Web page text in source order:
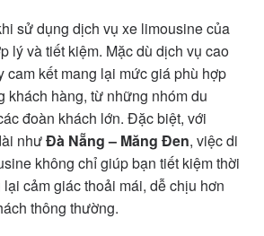
sử dụng dịch vụ xe limousine của
lý và tiết kiệm. Mặc dù dịch vụ cao
cam kết mang lại mức giá phù hợp
khách hàng, từ những nhóm du
đoàn khách lớn. Đặc biệt, với
nhưĐà Nẵng – Măng Đen, việc di
không chỉ giúp bạn tiết kiệm thời
cảm giác thoải mái, dễ chịu hơn
thông thường.